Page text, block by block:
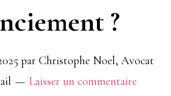
?
par Christophe Noel, Avocat
Laisser un commentaire